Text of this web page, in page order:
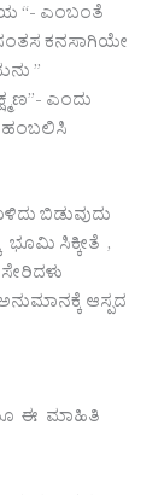
“- ಎಂಬಂತೆ
ಕನಸಾಗಿಯೇ
”
ಎಂದು
ಹಂಬಲಿಸಿ
ಬಿಡುವುದು
ಭೂಮಿ ಸಿಕ್ಕೀತೆ ,
ಆಸ್ಪದ
ಈ ಮಾಹಿತಿ